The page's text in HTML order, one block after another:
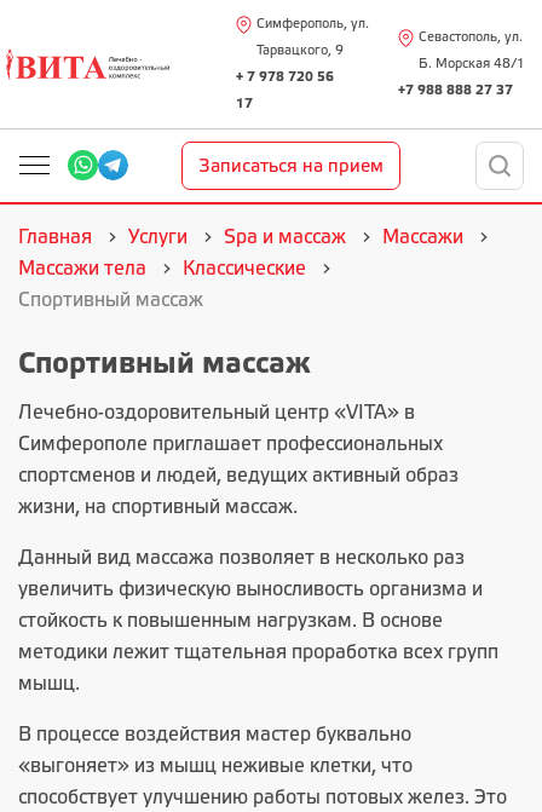
Симферополь, ул.
Тарвацкого, 9
+ 7 978 720 56
17
Севастополь, ул.
Б. Морская 48/1
+7 988 888 27 37
Записаться на прием
Главная Услуги Spa и массаж
Массажи
Массажи тела
Классические
Спортивный массаж
Спортивный массаж
Лечебно-оздоровительный центр «VITA» в
Симферополе приглашает профессиональных
спортсменов и людей, ведущих активный образ
жизни, на спортивный массаж.
Данный вид массажа позволяет в несколько раз
увеличить физическую выносливость организма и
стойкость к повышенным нагрузкам. В основе
методики лежит тщательная проработка всех групп
мышц.
В процессе воздействия мастер буквально
«выгоняет» из мышц неживые клетки, что
способствует улучшению работы потовых желез. Это